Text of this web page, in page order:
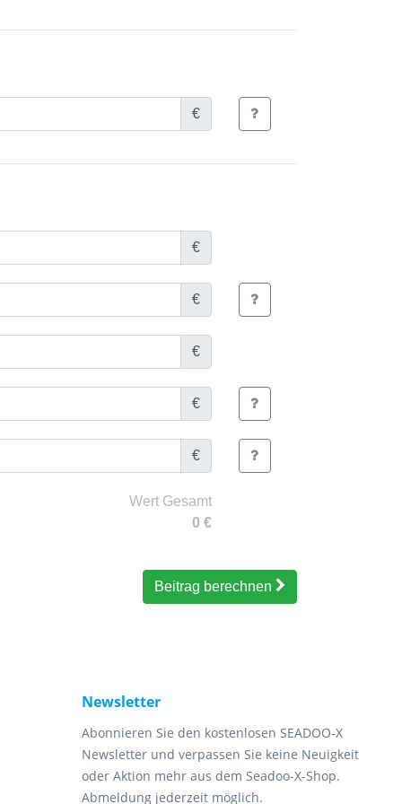
€
€
€
€
€
€
Wert Gesamt
0 €
Beitrag berechnen
Newsletter
Abonnieren Sie den kostenlosen SEADOO-X
Newsletter und verpassen Sie keine Neuigkeit
oder Aktion mehr aus dem Seadoo-X-Shop.
Abmeldung jederzeit möglich.